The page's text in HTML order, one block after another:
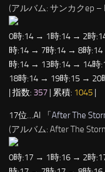
(アルバム: サンカクep –
0時:14 → 1時:14 → 2時
時:14 → 7時:14 → 8時
時:14 → 13時:14 → 14時
18時:14 → 19時:15 →
| 指数: 357 | 累積: 1045 |
17位…AI 「After The
(アルバム: After The
0時:17 → 1時:16 → 2時